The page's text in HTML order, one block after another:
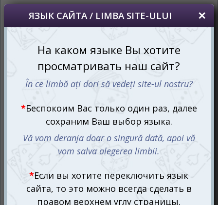
Витиеватые узоры,
захватывающие комбинации из
В настольной игре Азул 2-4 игрока соревнуются за
лучшие отделочные работы в португальском дворце,
задействовав механику сбора сетов и построения
узоров.
Для этого каждый получает персональные планшеты и
будет использовать для их украшения плитки с
разными узорами пяти различных цветов. Материал
вы будете получать на круглых полях фабричных
предложений, где плитки будут появляться из